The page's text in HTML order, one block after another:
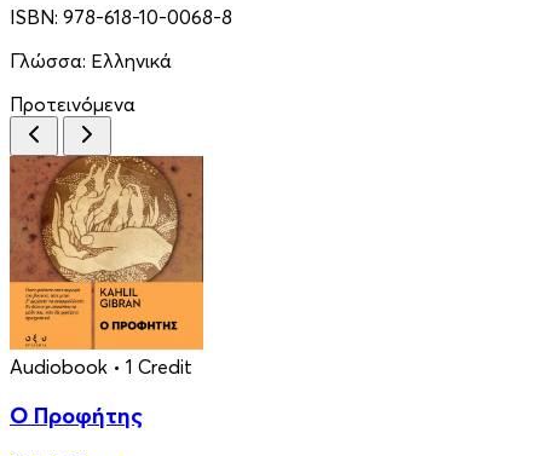
ISBN: 978-618-10-0068-8
Γλώσσα: Ελληνικά
Προτεινόμενα
Audiobook • 1 Credit
Ο Προφήτης